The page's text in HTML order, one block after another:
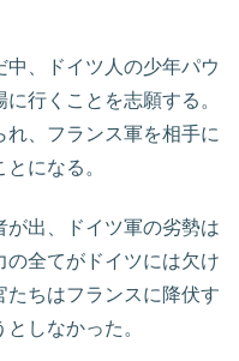
、ドイツ人の少年パウ
行くことを志願する。
れ、フランス軍を相手に
になる。
出、ドイツ軍の劣勢は
の全てがドイツには欠け
たちはフランスに降伏す
しなかった。